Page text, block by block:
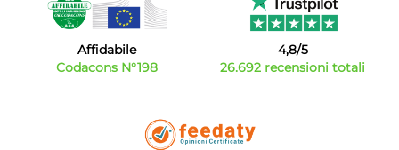
Affidabile
Codacons N°198
4,8/5
26.692 recensioni totali